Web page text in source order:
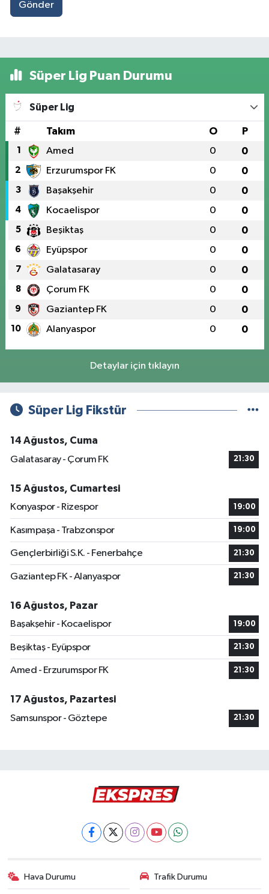
Gönder
Süper Lig Puan Durumu
Süper Lig
# Takım O P
1 Amed 0 0
2 Erzurumspor FK 0 0
3 Başakşehir 0 0
4 Kocaelispor 0 0
5 Beşiktaş 0 0
6 Eyüpspor 0 0
7 Galatasaray 0 0
8 Çorum FK 0 0
9 Gaziantep FK 0 0
10 Alanyaspor 0 0
Detaylar için tıklayın
Süper Lig Fikstür
14 Ağustos, Cuma
Galatasaray - Çorum FK
21:30
15 Ağustos, Cumartesi
Konyaspor - Rizespor
19:00
Kasımpaşa - Trabzonspor 19:00
Gençlerbirliği S.K. - Fenerbahçe 21:30
Gaziantep FK - Alanyaspor 21:30
16 Ağustos, Pazar
Başakşehir - Kocaelispor
19:00
Beşiktaş - Eyüpspor 21:30
Amed - Erzurumspor FK 21:30
17 Ağustos, Pazartesi
Samsunspor - Göztepe
21:30
Hava Durumu Trafik Durumu